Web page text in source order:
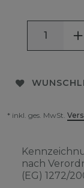
* inkl. ges. MwSt.
nach
(EG) 1272/